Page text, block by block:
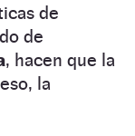
de
de
, hacen que la
la